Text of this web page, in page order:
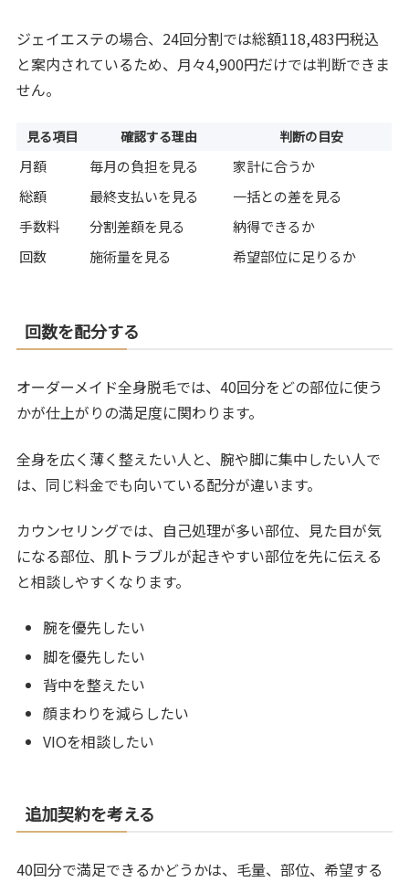
ジェイエステの場合、24回分割では総額118,483円税込
と案内されているため、月々4,900円だけでは判断できま
せん。
見る項目 確認する理由 判断の目安
月額 毎月の負担を見る
家計に合うか
総額
最終支払いを見る
一括との差を見る
手数料
分割差額を見る
納得できるか
回数
施術量を見る 希望部位に足りるか
回数を配分する
オーダーメイド全身脱毛では、40回分をどの部位に使う
かが仕上がりの満足度に関わります。
全身を広く薄く整えたい人と、腕や脚に集中したい人で
は、同じ料金でも向いている配分が違います。
カウンセリングでは、自己処理が多い部位、見た目が気
になる部位、肌トラブルが起きやすい部位を先に伝える
と相談しやすくなります。
腕を優先したい
脚を優先したい
背中を整えたい
顔まわりを減らしたい
VIOを相談したい
追加契約を考える
40回分で満足できるかどうかは、毛量、部位、希望する